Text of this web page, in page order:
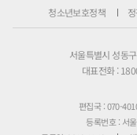
청소년보호정책
서울특별시 성동
대표전화 :
편집국 : 070-
등록번호 : 서